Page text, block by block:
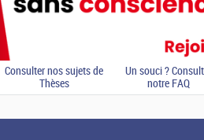
Consulter nos sujets de
Thèses
Un souci ?
notre FAQ